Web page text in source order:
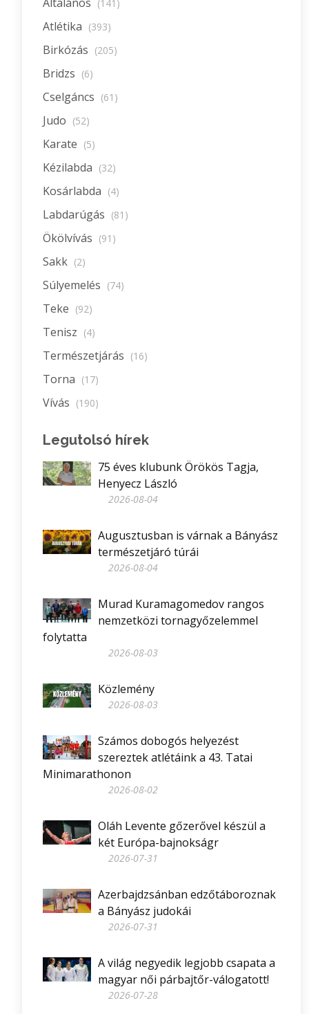
(141)
Atlétika (393)
Birkózás (205)
Bridzs (6)
Cselgáncs (61)
Judo (52)
Karate (5)
Kézilabda (32)
Kosárlabda (4)
Labdarúgás (81)
Ökölvívás (91)
Sakk (2)
Súlyemelés (74)
Teke (92)
Tenisz (4)
Természetjárás (16)
Torna (17)
Vívás (190)
Legutolsó hírek
75 éves klubunk Örökös Tagja,
Henyecz László
2026-08-04
Augusztusban is várnak a Bányász
természetjáró túrái
2026-08-04
Murad Kuramagomedov rangos
nemzetközi tornagyőzelemmel
folytatta
2026-08-03
Közlemény
2026-08-03
Számos dobogós helyezést
szereztek atlétáink a 43. Tatai
Minimarathonon
2026-08-02
Oláh Levente gőzerővel készül a
két Európa-bajnokságr
2026-07-31
Azerbajdzsánban edzőtáboroznak
a Bányász judokái
2026-07-31
A világ negyedik legjobb csapata a
magyar női párbajtőr-válogatott!
2026-07-28